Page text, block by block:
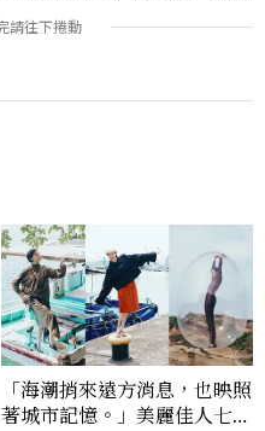
次看
「海潮捎來遠方消息，也映照
著城市記憶。」美麗佳人七月